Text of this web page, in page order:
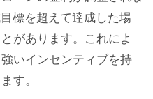
標を超えて達成した場
があります。これによ
いインセンティブを持
す。